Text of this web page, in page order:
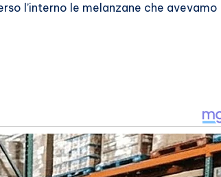
l’interno le melanzane che avevamo